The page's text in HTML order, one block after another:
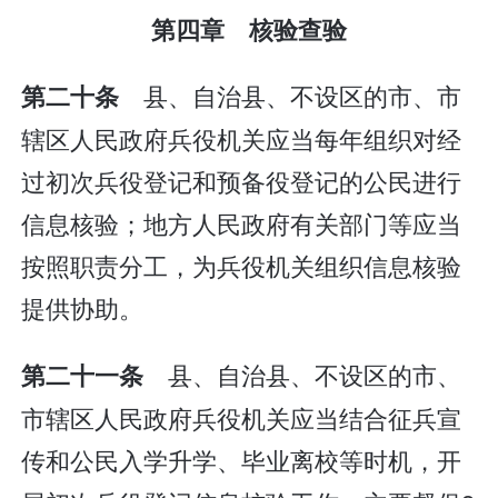
第四章 核验查验
第二十条 县、自治县、不设区的市、市
辖区人民政府兵役机关应当每年组织对经
过初次兵役登记和预备役登记的公民进行
信息核验；地方人民政府有关部门等应当
按照职责分工，为兵役机关组织信息核验
提供协助。
第二十一条 县、自治县、不设区的市、
市辖区人民政府兵役机关应当结合征兵宣
传和公民入学升学、毕业离校等时机，开